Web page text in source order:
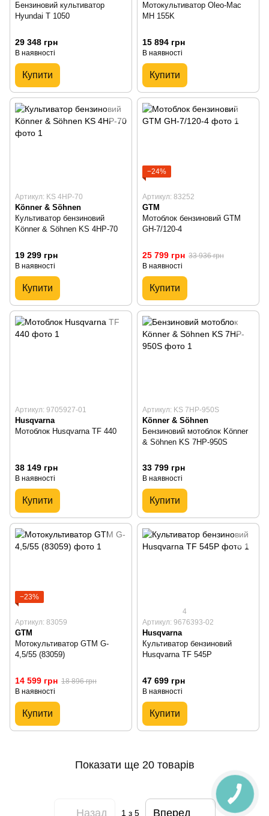
Бензиновий культиватор
Hyundai T 1050
29 348 грн
В наявності
Купити
Мотокультиватор Oleo-Mac
MH 155K
15 894 грн
В наявності
Купити
Артикул: KS 4HP-70
Könner & Söhnen
Культиватор бензиновий
Könner & Söhnen KS 4HP-70
19 299 грн
В наявності
Купити
−24%
Артикул: 83252
GTM
Мотоблок бензиновий GTM
GH-7/120-4
25 799 грн 33 936 грн
В наявності
Купити
Артикул: 9705927-01
Husqvarna
Мотоблок Husqvarna TF 440
38 149 грн
В наявності
Купити
Артикул: KS 7HP-950S
Könner & Söhnen
Бензиновий мотоблок Könner
& Söhnen KS 7HP-950S
33 799 грн
В наявності
Купити
−23%
Артикул: 83059
GTM
Мотокультиватор GTM G-
4,5/55 (83059)
14 599 грн 18 896 грн
В наявності
Купити
4
Артикул: 9676393-02
Husqvarna
Культиватор бензиновий
Husqvarna TF 545P
47 699 грн
В наявності
Купити
Показати ще 20 товарів
Назад 1 з 5 Вперед